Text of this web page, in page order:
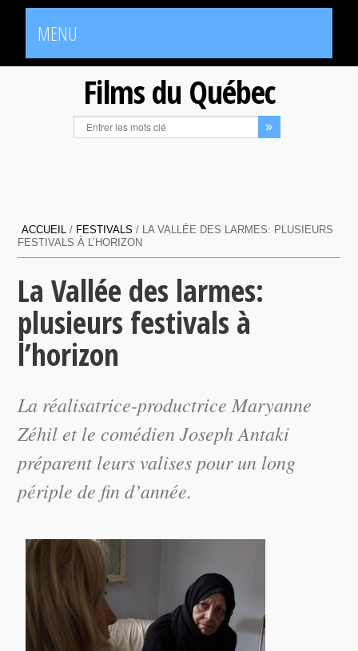
MENU
Films du Québec
ACCUEIL / FESTIVALS / LA VALLÉE DES LARMES: PLUSIEURS
FESTIVALS À L’HORIZON
La Vallée des larmes:
plusieurs festivals à
l’horizon
La réalisatrice-productrice Maryanne
Zéhil et le comédien Joseph Antaki
préparent leurs valises pour un long
périple de fin d’année.